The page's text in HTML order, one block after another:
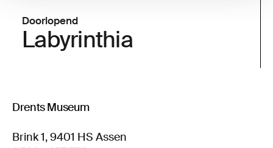
Doorlopend
Labyrinthia
Drents Museum
Brink 1, 9401 HS Assen